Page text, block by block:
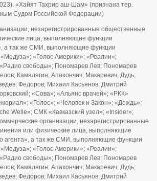
«Хайят Тахрир аш-Шам» (признана тер.
Судом Российской Федерации)
незарегистрированные общественные
лица, выполняющие функции
а так же СМИ, выполняющие функции
«Медуза»; «Голос Америки»; «Реалии»;
свободы»; Пономарев Лев; Пономарев
Камалягин; Апахончич; Макаревич; Дудь;
Федоров; Михаил Касьянов; Дмитрий
«Сова»; «Альянс врачей»; «РКК»
«Голос»; «Человек и Закон»; «Дождь»;
Welle»; СМК «Кавказский узел»; «Insider»;
организации, незарегистрированные
или физические лица, выполняющие
агента», а так же СМИ, выполняющие функции
«Медуза»; «Голос Америки»; «Реалии»;
свободы»; Пономарев Лев; Пономарев
Камалягин; Апахончич; Макаревич; Дудь;
Федоров; Михаил Касьянов; Дмитрий